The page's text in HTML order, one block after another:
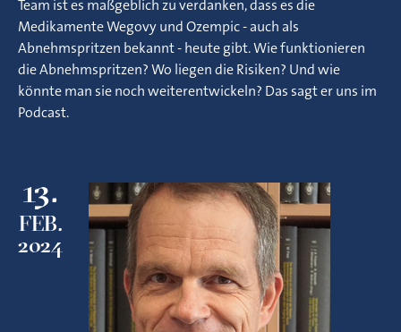
Team ist es maßgeblich zu verdanken, dass es die
Medikamente Wegovy und Ozempic - auch als
Abnehmspritzen bekannt - heute gibt. Wie funktionieren
die Abnehmspritzen? Wo liegen die Risiken? Und wie
könnte man sie noch weiterentwickeln? Das sagt er uns im
Podcast.
13.
FEB.
2024